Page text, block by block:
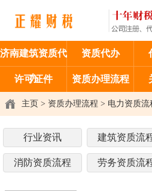
济南建筑资质代
办
资质代办
许可证件 资质办理流程
主页 > 资质办理流程 > 电力资质流
行业资讯 建筑资质流
消防资质流程 劳务资质流